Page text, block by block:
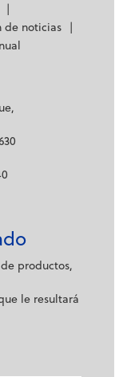
de noticias
productos,
le resultará